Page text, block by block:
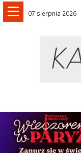
07 sierpnia 2026